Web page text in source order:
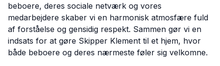
beboere, deres sociale netværk og vores
medarbejdere skaber vi en harmonisk atmosfære fuld
af forståelse og gensidig respekt. Sammen gør vi en
indsats for at gøre Skipper Klement til et hjem, hvor
både beboere og deres nærmeste føler sig velkomne.